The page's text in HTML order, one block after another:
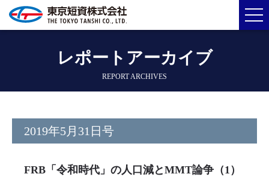
レポートアーカイブ
REPORT ARCHIVES
2019年5月31日号
FRB「令和時代」の人口減とMMT論争（1）